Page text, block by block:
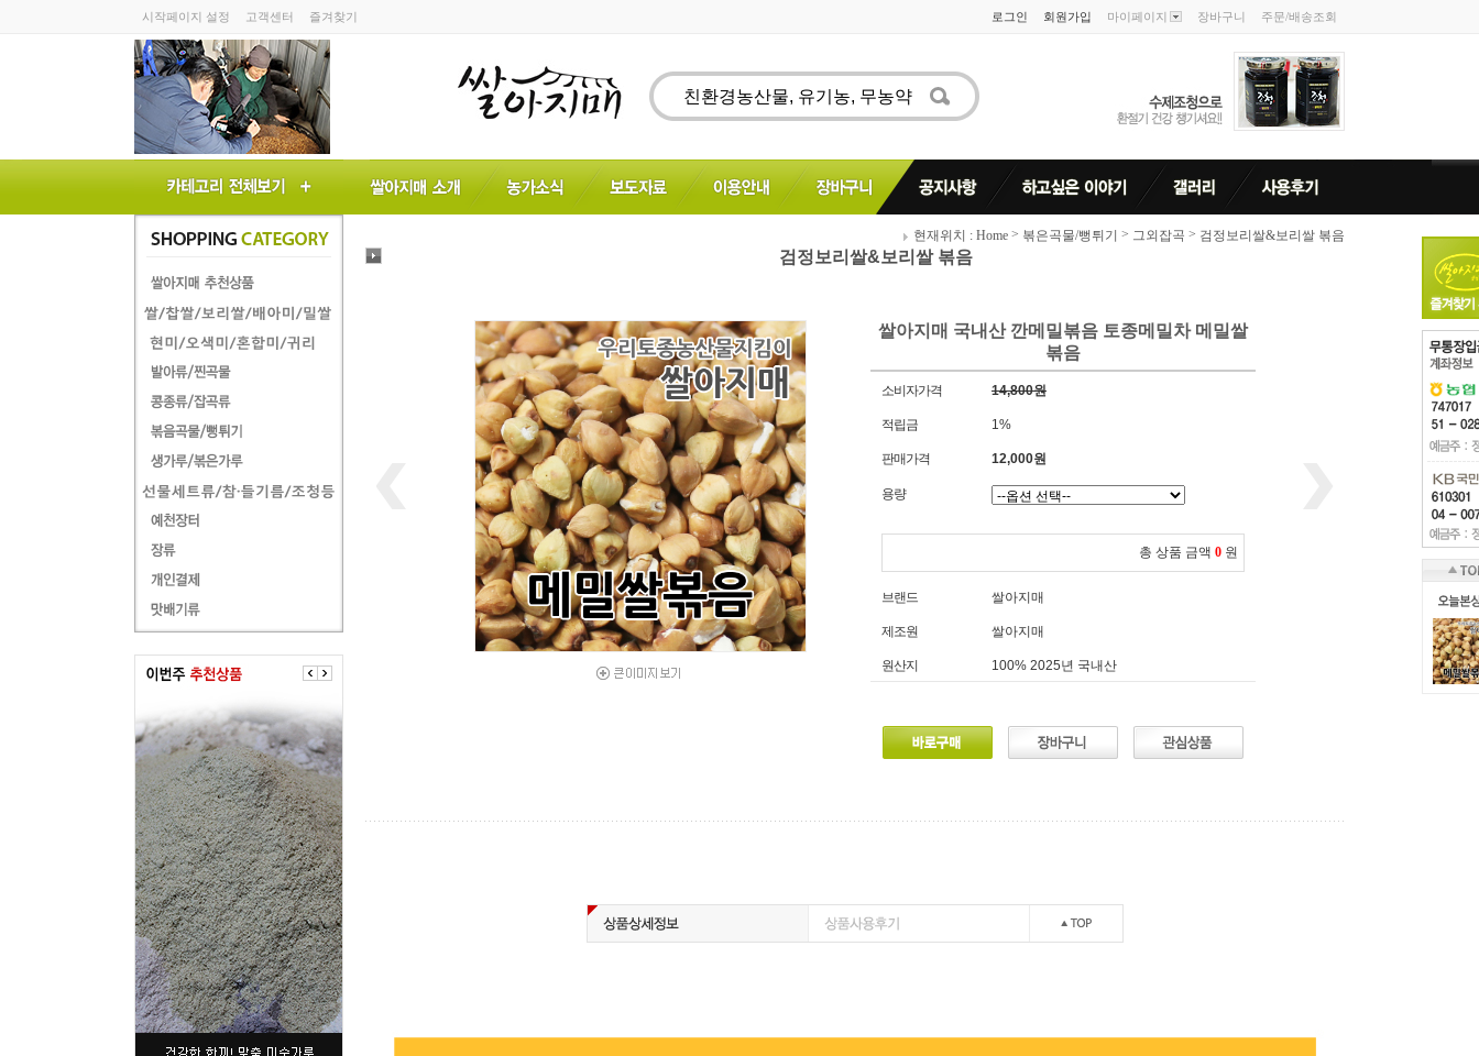
시작페이지 설정 고객센터 즐겨찾기 로그인 회원가입 마이페이지 장바구니 주문/배송조회
현재위치 : Home > 볶은곡물/뻥튀기 > 그외잡곡 > 검정보리쌀&보리쌀 볶음
검정보리쌀&보리쌀 볶음
쌀아지매 국내산 깐메밀볶음 토종메밀차 메밀쌀
볶음
소비자가격 14,800원
적립금 1%
판매가격 12,000원
용량
총 상품 금액 0 원
브랜드 쌀아지매
제조원 쌀아지매
원산지 100% 2025년 국내산